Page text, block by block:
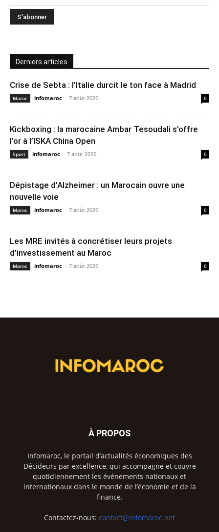
Derniers articles
Crise de Sebta : l’Italie durcit le ton face à Madrid
Maroc infomaroc - 7 août 2026 0
Kickboxing : la marocaine Ambar Tesoudali s’offre
l’or à l’ISKA China Open
Sport infomaroc - 7 août 2026 0
Dépistage d’Alzheimer : un Marocain ouvre une
nouvelle voie
Maroc infomaroc - 7 août 2026 0
Les MRE invités à concrétiser leurs projets
d’investissement au Maroc
Maroc infomaroc - 7 août 2026 0
À PROPOS
Infomaroc, le portail d’actualités économiques des
Décideurs par excellence, qui accompagne et couvre
quotidiennement les événements nationaux et
internationaux dans le monde de l’économie et de la
finance.
Contactez-nous: contact@infomaroc.net